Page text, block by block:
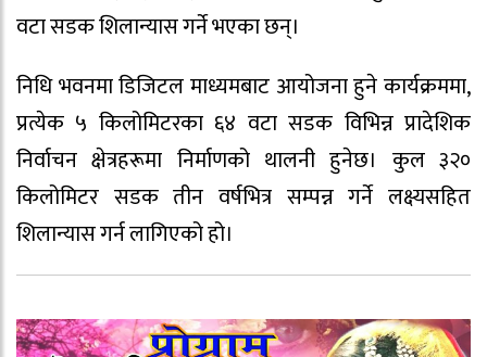
वटा सडक शिलान्यास गर्ने भएका छन्।
निधि भवनमा डिजिटल माध्यमबाट आयोजना हुने कार्यक्रममा,
प्रत्येक ५ किलोमिटरका ६४ वटा सडक विभिन्न प्रादेशिक
निर्वाचन क्षेत्रहरूमा निर्माणको थालनी हुनेछ। कुल ३२०
किलोमिटर सडक तीन वर्षभित्र सम्पन्न गर्ने लक्ष्यसहित
शिलान्यास गर्न लागिएको हो।